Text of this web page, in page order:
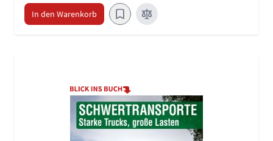
In den Warenkorb